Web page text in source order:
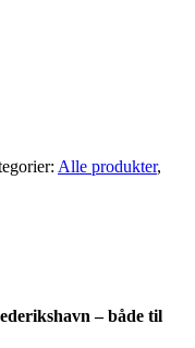
Alle produkter,
– både til